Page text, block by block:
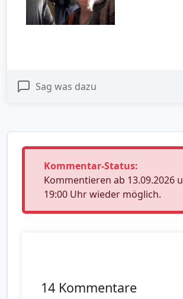
Sag was dazu
Kommentar-Status:
Kommentieren ab 13.09.2026
19:00 Uhr wieder möglich.
14 Kommentare